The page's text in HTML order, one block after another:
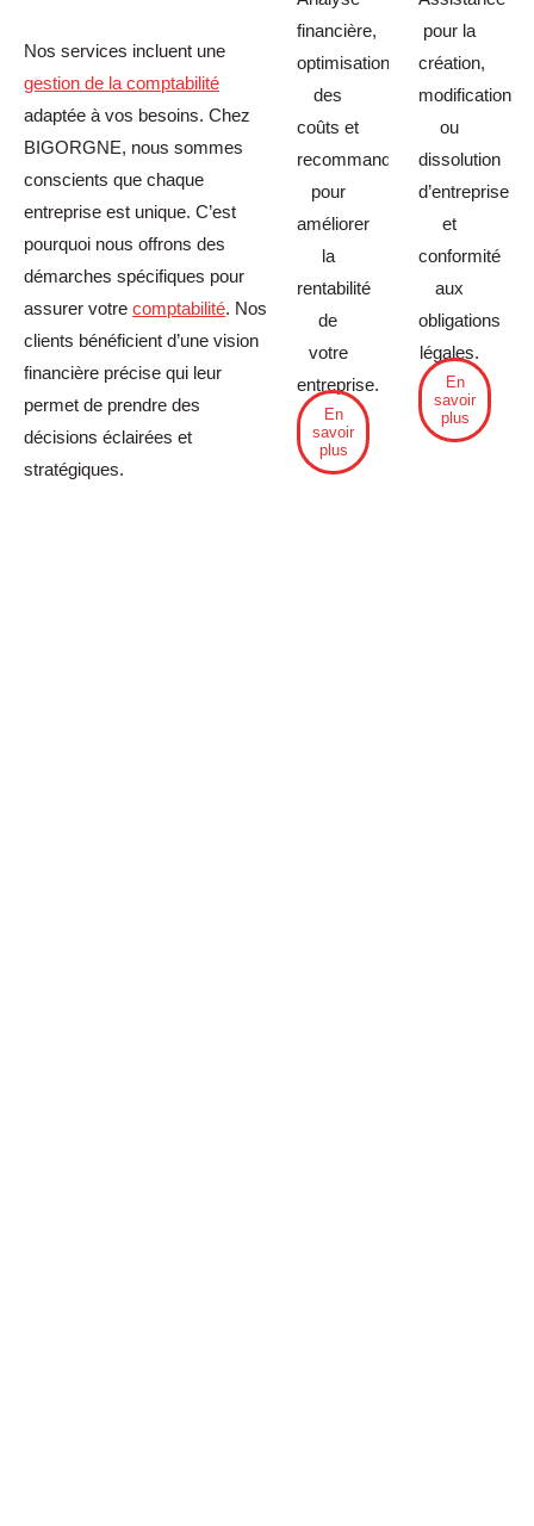
Nos services incluent une
gestion de la comptabilité
adaptée à vos besoins. Chez
BIGORGNE, nous sommes
conscients que chaque
entreprise est unique. C’est
pourquoi nous offrons des
démarches spécifiques pour
assurer votre comptabilité. Nos
clients bénéficient d’une vision
financière précise qui leur
permet de prendre des
décisions éclairées et
stratégiques.
financière,
optimisation
des
coûts et
recommandations
pour
améliorer
la
rentabilité
de
votre
entreprise.
En
savoir
plus
pour la
création,
modification
ou
dissolution
d’entreprise
et
conformité
aux
obligations
légales.
En
savoir
plus